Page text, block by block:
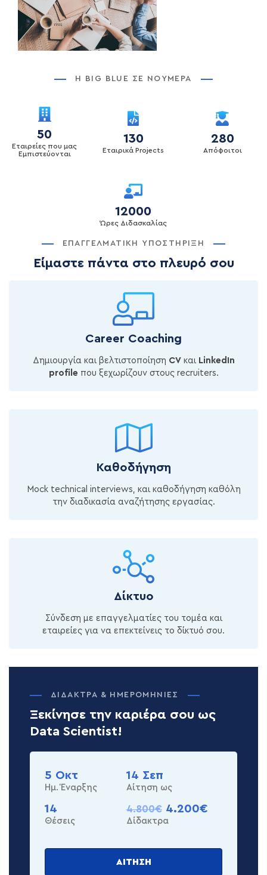
Η BIG BLUE ΣΕ ΝΟΎΜΕΡΑ
50
Εταιρείες που μας
Εμπιστεύονται
130
Εταιρικά Projects
280
Απόφοιτοι
12000
Ώρες Διδασκαλίας
ΕΠΑΓΓΕΛΜΑΤΙΚΉ ΥΠΟΣΤΉΡΙΞΗ
Είμαστε πάντα στο πλευρό σου
Career Coaching
Δημιουργία και βελτιστοποίηση CVκαι LinkedIn
profile που ξεχωρίζουν στους recruiters.
Καθοδήγηση
Mock technical interviews, και καθοδήγηση καθόλη
την διαδικασία αναζήτησης εργασίας.
Δίκτυο
Σύνδεση με επαγγελματίες του τομέα και
εταιρείες για να επεκτείνεις το δίκτυό σου.
ΔΊΔΑΚΤΡΑ & ΗΜΕΡΟΜΗΝΊΕΣ
Ξεκίνησε την καριέρα σου ως
Data Scientist!
5 Οκτ
Ημ. Έναρξης
14 Σεπ
Αίτηση ως
14
Θέσεις
4.800€4.200€
Δίδακτρα
ΑΊΤΗΣΗ